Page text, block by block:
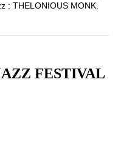
: THELONIOUS MONK.
FESTIVAL